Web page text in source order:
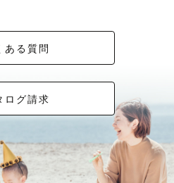
ある質問
ログ請求